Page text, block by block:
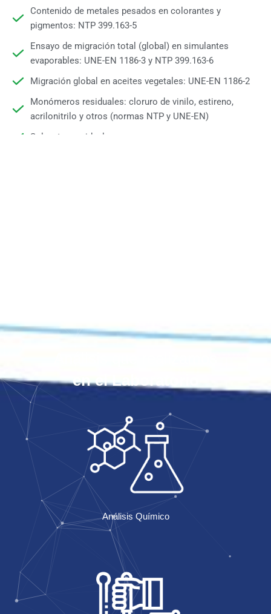
Contenido de metales pesados en colorantes y
pigmentos: NTP 399.163-5
Ensayo de migración total (global) en simulantes
evaporables: UNE-EN 1186-3 y NTP 399.163-6
Migración global en aceites vegetales: UNE-EN 1186-2
Monómeros residuales: cloruro de vinilo, estireno,
acrilonitrilo y otros (normas NTP y UNE-EN)
Solventes residuales
en el Laboratorio
Análisis Químico